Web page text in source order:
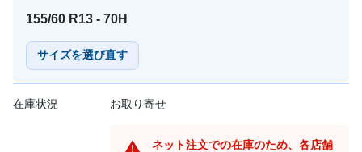
155/60 R13 - 70H
サイズを選び直す
在庫状況 お取り寄せ
ネット注文での在庫のため、各店舗